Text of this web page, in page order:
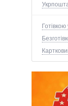
Готівкою